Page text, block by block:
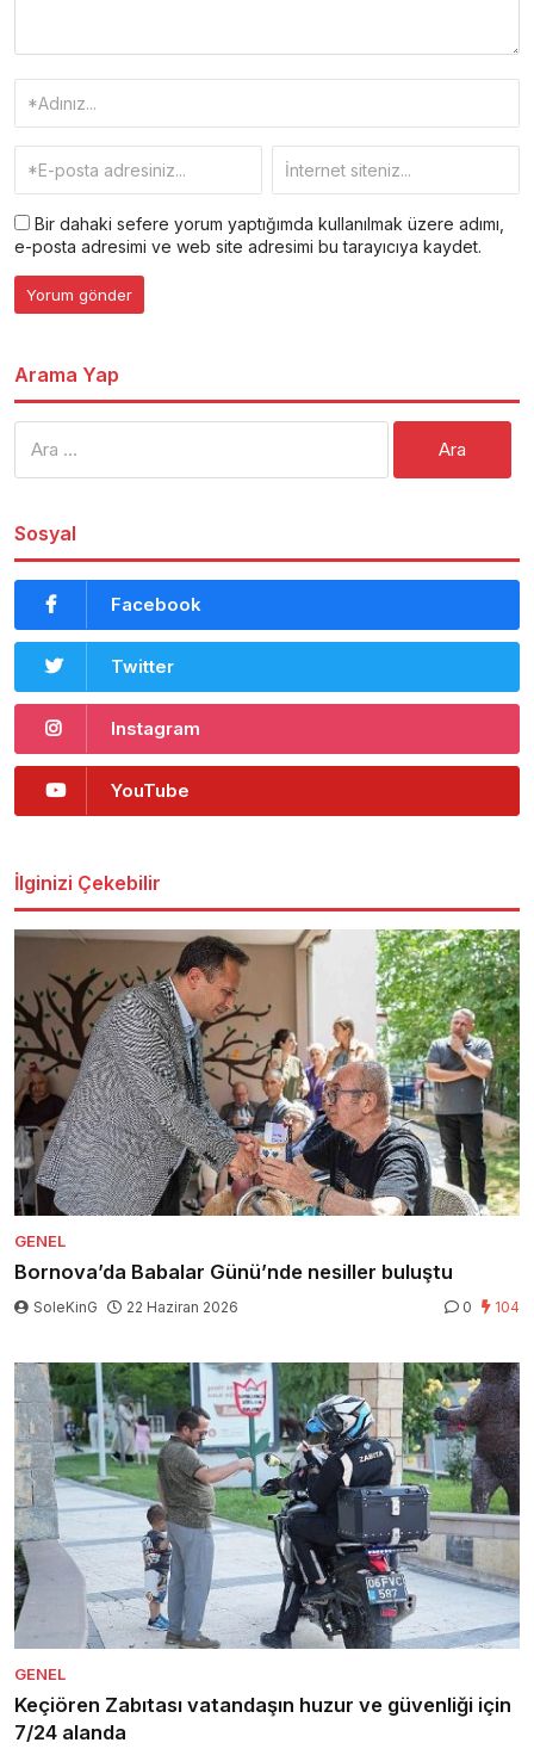
Bir dahaki sefere yorum yaptığımda kullanılmak üzere adımı,
e-posta adresimi ve web site adresimi bu tarayıcıya kaydet.
Arama Yap
Sosyal
Facebook
Twitter
Instagram
YouTube
İlginizi Çekebilir
GENEL
Bornova’da Babalar Günü’nde nesiller buluştu
SoleKinG 22 Haziran 2026 0 104
GENEL
Keçiören Zabıtası vatandaşın huzur ve güvenliği için
7/24 alanda